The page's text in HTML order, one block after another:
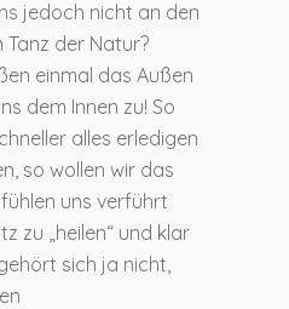
jedoch nicht an den
Tanz der Natur?
einmal das Außen
dem Innen zu! So
alles erledigen
so wollen wir das
uns verführt
zu „heilen“ und klar
sich ja nicht,